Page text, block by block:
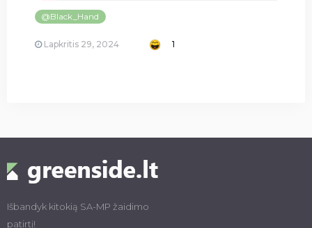
@Black_Hand
Lapkritis 29, 2024 1
Išbandyk kitokią SA-MP žaidimo
patirtį!